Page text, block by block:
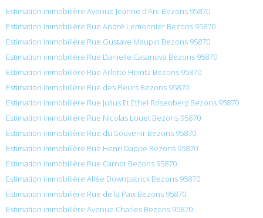
Estimation immobilière Avenue Jeanne d’Arc Bezons 95870
Estimation immobilière Rue André Lemonnier Bezons 95870
Estimation immobilière Rue Gustave Maupin Bezons 95870
Estimation immobilière Rue Danielle Casanova Bezons 95870
Estimation immobilière Rue Arlette Heintz Bezons 95870
Estimation immobilière Rue des Fleurs Bezons 95870
Estimation immobilière Rue Julius Et Ethel Rosenberg Bezons 95870
Estimation immobilière Rue Nicolas Louet Bezons 95870
Estimation immobilière Rue du Souvenir Bezons 95870
Estimation immobilière Rue Henri Dappe Bezons 95870
Estimation immobilière Rue Carnot Bezons 95870
Estimation immobilière Allée Downpatrick Bezons 95870
Estimation immobilière Rue de la Paix Bezons 95870
Estimation immobilière Avenue Charles Bezons 95870